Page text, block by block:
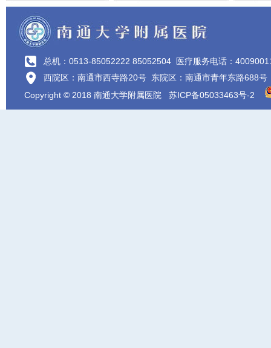
总机：0513-85052222 85052504 医疗服务电话：
西院区：南通市西寺路20号 东院区：南通市青年东路688号
Copyright © 2018 南通大学附属医院 苏ICP备05033463号-2